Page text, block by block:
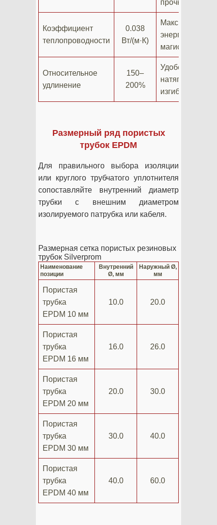
прочности
Коэффициент
теплопроводности
0.038
Вт/(м·К)
Максимальное
магистралей
Относительное
удлинение
150–
200%
Удобство
натягивания на
изгибы и
Размерный ряд пористых
трубок EPDM
Для правильного выбора изоляции
или круглого трубчатого уплотнителя
сопоставляйте внутренний диаметр
трубки с внешним диаметром
изолируемого патрубка или кабеля.
Размерная сетка пористых резиновых
трубок Silverprom
Наименование
позиции
Внутренний
Ø, мм
Наружный Ø,
мм
Пористая
трубка
EPDM 10 мм
10.0 20.0
Пористая
трубка
EPDM 16 мм
16.0 26.0
Пористая
трубка
EPDM 20 мм
20.0 30.0
Пористая
трубка
EPDM 30 мм
30.0 40.0
Пористая
трубка
EPDM 40 мм
40.0 60.0